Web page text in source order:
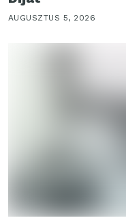
AUGUSZTUS 5, 2026